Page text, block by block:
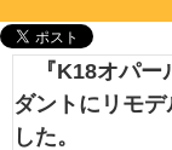
『K18オパー
ダントにリモ
した。